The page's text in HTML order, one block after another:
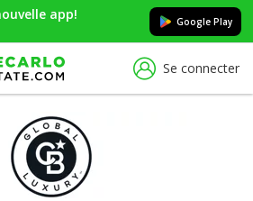
app! Google Play
Se connecter